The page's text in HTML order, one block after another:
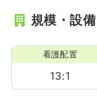
規模・設備
看護配置
13:1